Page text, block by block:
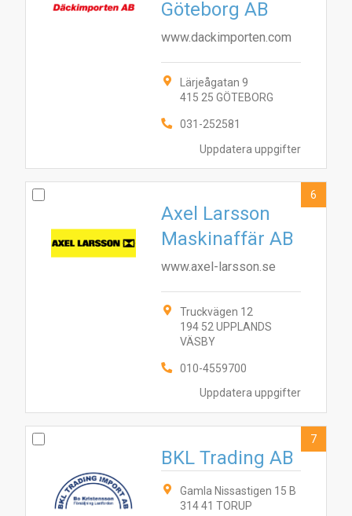
Uppdatera uppgifter
Göteborg AB
www.dackimporten.com
Lärjeågatan 9
415 25 GÖTEBORG
031-252581
Uppdatera uppgifter
Axel Larsson
Maskinaffär AB
www.axel-larsson.se
Truckvägen 12
194 52 UPPLANDS
VÄSBY
010-4559700
6
BKL Trading AB
Gamla Nissastigen 15 B
314 41 TORUP
7